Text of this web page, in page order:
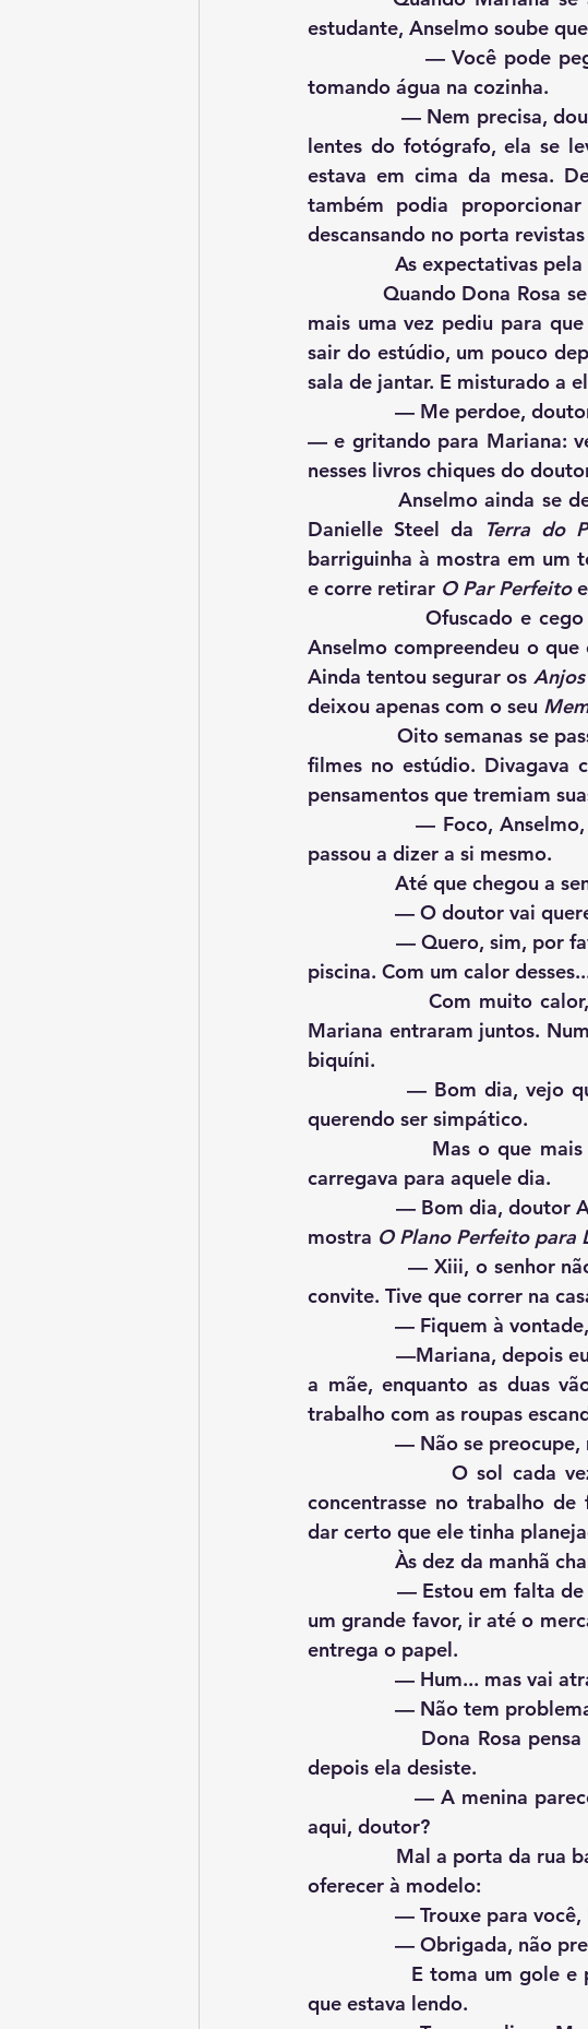
estudante, Anselmo soube
tomando água na cozinha.
lentes do fotógrafo, ela se
estava em cima da mesa.
também podia proporcionar
descansando no porta
As
mais uma vez pediu para
sair do estúdio, um pouco
sala de jantar. E misturado a
— e gritando para Mariana:
nesses livros chiques do
Anselmo
Danielle Steel da
Terra do
barriguinha à mostra em um
e corre retirar O Par Perfeito
                Ofuscado e cego naquela deslumbrância de carnes e vermelhos à mostra,
Anselmo compreendeu o que
Ainda tentou segurar os
deixou apenas com o seu
                Oito semanas se passam, cada semana um livro e Anselmo já queimava alguns
filmes no estúdio. Divagava
pensamentos que tremiam
                — Foco, Anselmo, foco! Se não você nunca vai fotografar Sara Sampaio! —
passou a dizer a si mesmo.
Até que
— O
piscina. Com um calor
Mariana entraram juntos.
biquíni.
querendo ser simpático.
carregava para aquele dia.
mostra O Plano Perfeito para
                — Xiii, o senhor não sabe o que provocou na cabeça dessa menina com esse
convite. Tive que correr na
— Fiquem
a mãe, enquanto as duas
trabalho com as roupas
— Não se
                O sol cada vez mais quente daquela manhã impedia que Anselmo se
concentrasse no trabalho
dar certo que ele tinha
Às dez da
                — Estou em falta de alguns itens para a despensa. A senhora poderia, fazendo
um grande favor, ir até o
entrega o papel.
— Hum...
— Não tem
depois ela desiste.
aqui, doutor?
oferecer à modelo:
— Trouxe
—
que estava lendo.